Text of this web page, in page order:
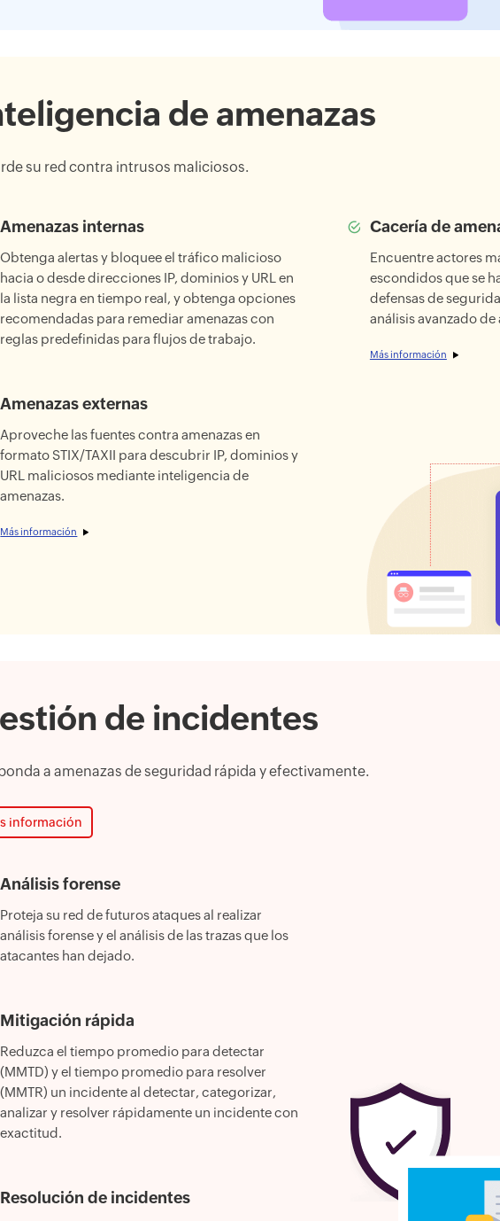
de amenazas
su red contra intrusos maliciosos.
Amenazas internas
Obtenga alertas y bloquee el tráfico malicioso
hacia o desde direcciones IP, dominios y URL en
la lista negra en tiempo real, y obtenga opciones
recomendadas para remediar amenazas con
reglas predefinidas para flujos de trabajo.
Amenazas externas
Aproveche las fuentes contra amenazas en
formato STIX/TAXII para descubrir IP, dominios y
URL maliciosos mediante inteligencia de
amenazas.
Más información
Cacería de
Encuentre actores
escondidos que se
defensas de
análisis avanzado de
Más información
de incidentes
a amenazas de seguridad rápida y efectivamente.
información
Análisis forense
Proteja su red de futuros ataques al realizar
análisis forense y el análisis de las trazas que los
atacantes han dejado.
Mitigación rápida
Reduzca el tiempo promedio para detectar
(MMTD) y el tiempo promedio para resolver
(MMTR) un incidente al detectar, categorizar,
analizar y resolver rápidamente un incidente con
exactitud.
Resolución de incidentes